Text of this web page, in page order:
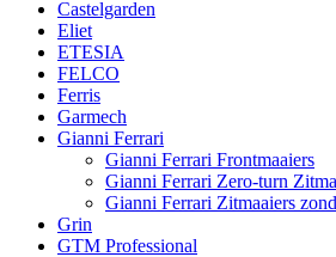
Castelgarden
Eliet
ETESIA
FELCO
Ferris
Garmech
Gianni Ferrari
Gianni Ferrari Frontmaaiers
Gianni Ferrari Zero-turn
Gianni Ferrari Zitmaaiers
Grin
GTM Professional